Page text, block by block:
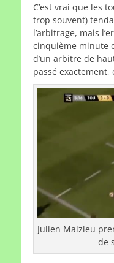
C’est vrai que les
trop souvent)
l’arbitrage, mais
cinquième minute
d’un arbitre de
passé exactement,
Julien Malzieu
de